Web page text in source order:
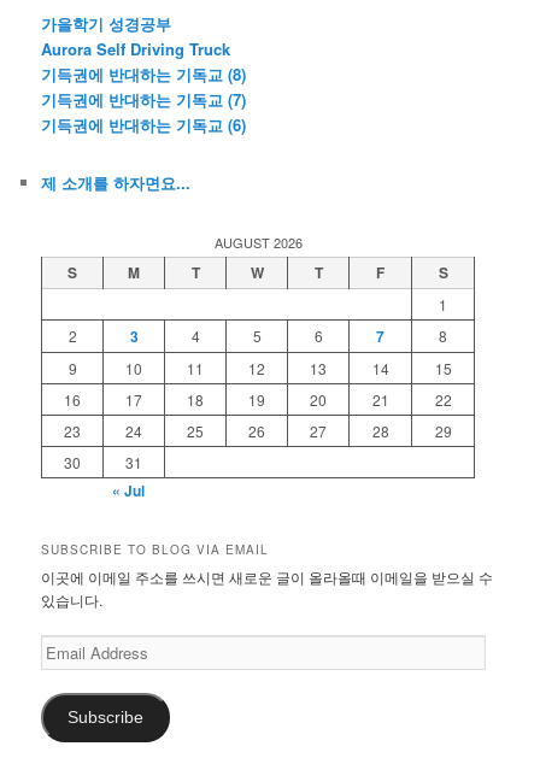
가을학기 성경공부
Aurora Self Driving Truck
기득권에 반대하는 기독교 (8)
기득권에 반대하는 기독교 (7)
기득권에 반대하는 기독교 (6)
제 소개를 하자면요...
AUGUST 2026
S M T W T F S
1
2
3 4 5 6 7
8
9
10 11 12 13 14
15
16
17 18 19 20 21
22
23
24 25 26 27 28
29
30
31
« Jul
SUBSCRIBE TO BLOG VIA EMAIL
이곳에 이메일 주소를 쓰시면 새로운 글이 올라올때 이메일을 받으실 수
있습니다.
Email
Address
Subscribe